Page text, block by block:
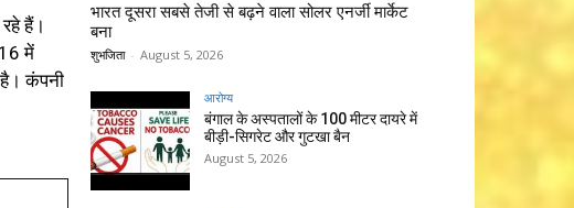
हैं।
में
है। कंपनी
भारत दूसरा सबसे तेजी से बढ़ने वाला सोलर एनर्जी मार्केट
बना
शुभजिता - August 5, 2026
आरोग्य
बंगाल के अस्पतालों के 100 मीटर दायरे में
बीड़ी-सिगरेट और गुटखा बैन
August 5, 2026